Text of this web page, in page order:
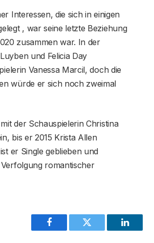
Interessen, die sich in einigen
, war seine letzte Beziehung
zusammen war. In der
und Felicia Day
Vanessa Marcil, doch die
würde er sich noch zweimal
der Schauspielerin Christina
bis er 2015 Krista Allen
er Single geblieben und
romantischer
Facebook Twitter LinkedIn